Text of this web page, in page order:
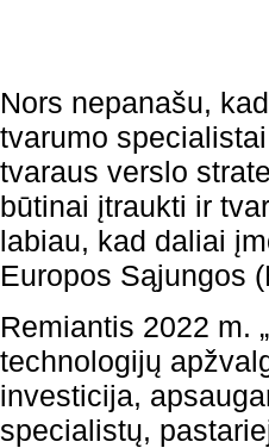
Nors nepanašu,
tvarumo
tvaraus verslo
būtinai įtraukti ir
labiau, kad daliai
Europos Sąjungos
Remiantis 2022 m.
technologijų
investicija,
specialistų,